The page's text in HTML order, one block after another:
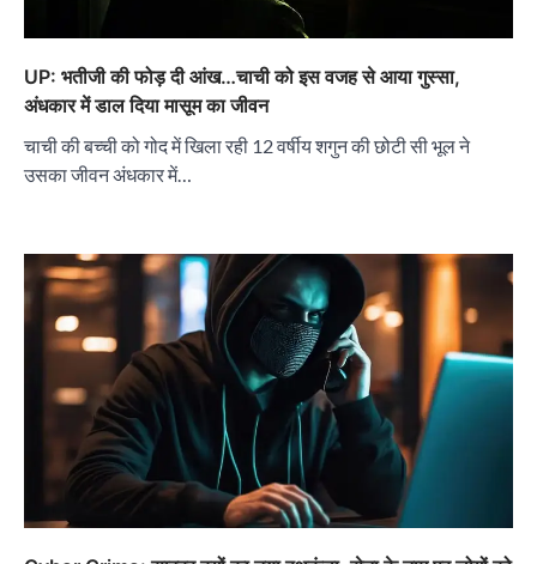
UP: भतीजी की फोड़ दी आंख…चाची को इस वजह से आया गुस्सा,
अंधकार में डाल दिया मासूम का जीवन
चाची की बच्ची को गोद में खिला रही 12 वर्षीय शगुन की छोटी सी भूल ने
उसका जीवन अंधकार में…